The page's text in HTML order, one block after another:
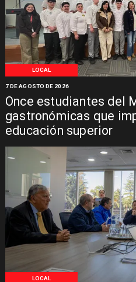
LOCAL
Once estudiantes del
gastronómicas que
educación superior
7 DE AGOSTO DE 2026
LOCAL